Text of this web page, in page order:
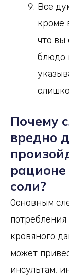
Все
кроме
что вы
блюдо
Почему
вредно
соли?
Основным
кровяного
может
инсультам,